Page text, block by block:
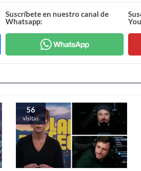
Suscríbete en nuestro canal de
Whatsapp:
56
visitas